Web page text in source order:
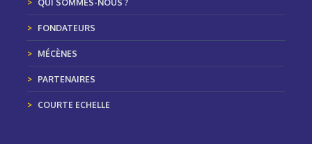
QUI SOMMES-NOUS ?
FONDATEURS
MÉCÈNES
PARTENAIRES
COURTE ECHELLE